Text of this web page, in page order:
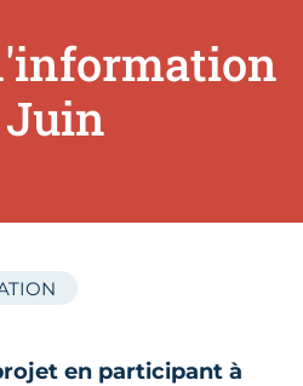
Juin
en participant à